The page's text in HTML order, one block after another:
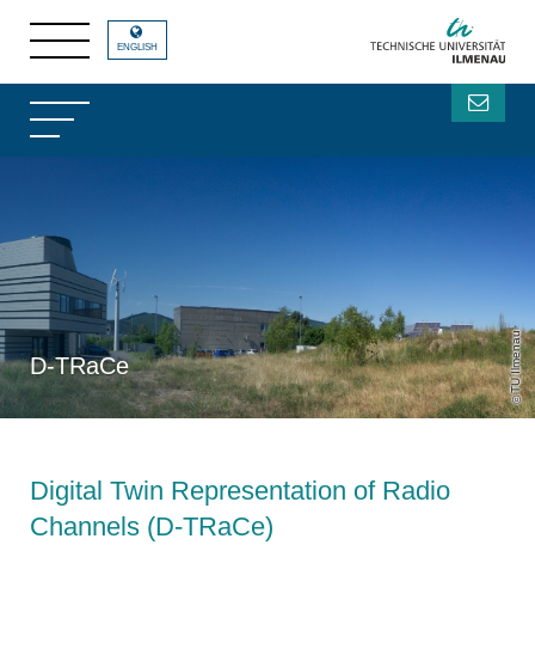
D-TRaCe TU Ilmenau
ENGLISH
Digital Twin Representation of Radio
Channels (D-TRaCe)